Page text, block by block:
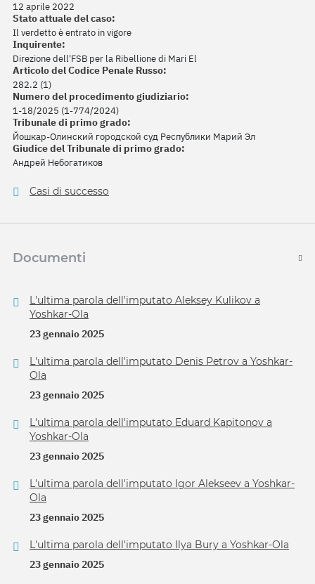
12 aprile 2022
Stato attuale del caso:
Il verdetto è entrato in vigore
Inquirente:
Direzione dell'FSB per la Ribellione di Mari El
Articolo del Codice Penale Russo:
282.2 (1)
Numero del procedimento giudiziario:
1-18/2025 (1-774/2024)
Tribunale di primo grado:
Йошкар-Олинский городской суд Республики Марий Эл
Giudice del Tribunale di primo grado:
Андрей Небогатиков
Casi di successo
Documenti
L'ultima parola dell'imputato Aleksey Kulikov a
Yoshkar-Ola
23 gennaio 2025
L'ultima parola dell'imputato Denis Petrov a Yoshkar-
Ola
23 gennaio 2025
L'ultima parola dell'imputato Eduard Kapitonov a
Yoshkar-Ola
23 gennaio 2025
L'ultima parola dell'imputato Igor Alekseev a Yoshkar-
Ola
23 gennaio 2025
L'ultima parola dell'imputato Ilya Bury a Yoshkar-Ola
23 gennaio 2025